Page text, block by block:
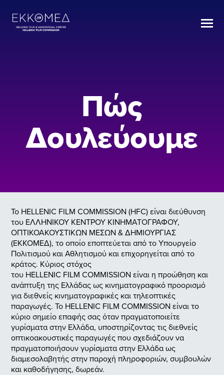
Πώς
Δουλεύουμε
Το HELLENIC FILM COMMISSION (HFC) είναι διεύθυνση
του ΕΛΛΗΝΙΚΟΥ ΚΕΝΤΡΟΥ ΚΙΝΗΜΑΤΟΓΡΑΦΟΥ,
ΟΠΤΙΚΟΑΚΟΥΣΤΙΚΩΝ ΜΕΣΩΝ & ΔΗΜΙΟΥΡΓΙΑΣ
(ΕΚΚΟΜΕΔ), το οποίο εποπτεύεται από το Υπουργείο
Πολιτισμού και Αθλητισμού και επιχορηγείται από το
κράτος. Κύριος στόχος
τoυ HELLENIC FILM COMMISSION είναι η προώθηση και
ανάπτυξη της Ελλάδας ως κινηματογραφικό προορισμό
για διεθνείς κινηματογραφικές και τηλεοπτικές
παραγωγές. Το HELLENIC FILM COMMISSION είναι το
κύριο σημείο επαφής σας όταν πραγματοποιείτε
γυρίσματα στην Ελλάδα, υποστηρίζοντας τις διεθνείς
οπτικοακουστικές παραγωγές που σχεδιάζουν να
πραγματοποιήσουν γυρίσματα στην Ελλάδα ως
διαμεσολαβητής στην παροχή πληροφοριών, συμβουλών
και καθοδήγησης, δωρεάν.